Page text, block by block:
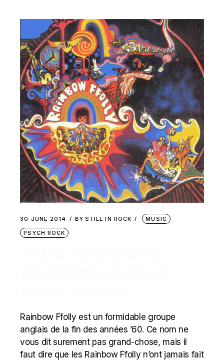
30 JUNE 2014 BY STILL IN ROCK
MUSIC
PSYCH ROCK
Rainbow Ffolly est un formidable groupe
anglais de la fin des années ’60. Ce nom ne
vous dit surement pas grand-chose, mais il
faut dire que les Rainbow Ffolly n’ont jamais fait